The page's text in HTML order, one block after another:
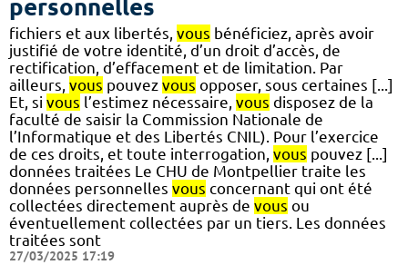
personnelles
fichiers et aux libertés, vous bénéficiez, après avoir
justifié de votre identité, d’un droit d’accès, de
rectification, d’effacement et de limitation. Par
ailleurs, vous pouvez vous opposer, sous certaines [...]
Et, si vous l’estimez nécessaire, vous disposez de la
faculté de saisir la Commission Nationale de
l’Informatique et des Libertés CNIL). Pour l’exercice
de ces droits, et toute interrogation, vous pouvez [...]
données traitées Le CHU de Montpellier traite les
données personnelles vous concernant qui ont été
collectées directement auprès de vous ou
éventuellement collectées par un tiers. Les données
traitées sont
27/03/2025 17:19